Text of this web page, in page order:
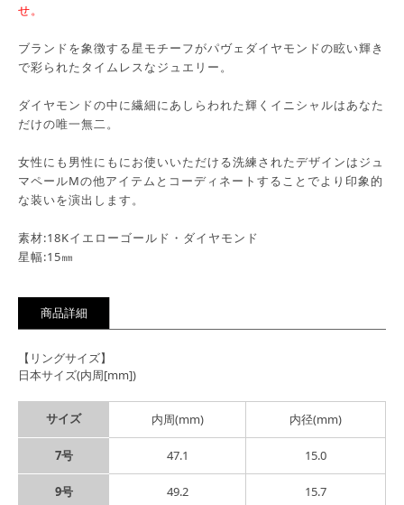
せ。
ブランドを象徴する星モチーフがパヴェダイヤモンドの眩い輝き
で彩られたタイムレスなジュエリー。
ダイヤモンドの中に繊細にあしらわれた輝くイニシャルはあなた
だけの唯一無二。
女性にも男性にもにお使いいただける洗練されたデザインはジュ
マペールMの他アイテムとコーディネートすることでより印象的
な装いを演出します。
素材:18Kイエローゴールド・ダイヤモンド
星幅:15㎜
商品詳細
【リングサイズ】
日本サイズ(内周[mm])
サイズ 内周(mm) 内径(mm)
7号 47.1 15.0
9号 49.2 15.7